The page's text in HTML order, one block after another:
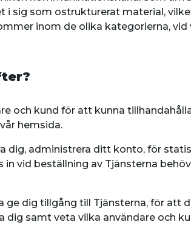
sig som ostrukturerat material,
inom de olika kategorierna,
och kund för att kunna
hemsida.
dig, administrera ditt konto, för
vid beställning av Tjänsterna
dig tillgång till Tjänsterna, för att
samt veta vilka användare och